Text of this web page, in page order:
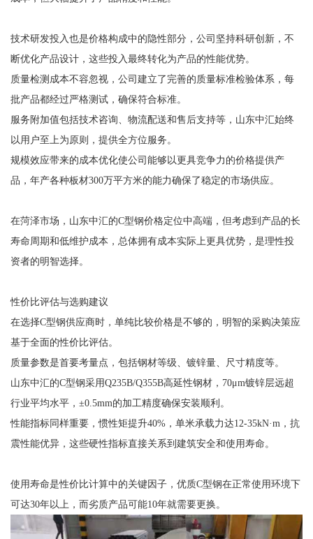
技术研发投入也是价格构成中的隐性部分，公司坚持科研创新，不
断优化产品设计，这些投入最终转化为产品的性能优势。
质量检测成本不容忽视，公司建立了完善的质量标准检验体系，每
批产品都经过严格测试，确保符合标准。
服务附加值包括技术咨询、物流配送和售后支持等，山东中汇始终
以用户至上为原则，提供全方位服务。
规模效应带来的成本优化使公司能够以更具竞争力的价格提供产
品，年产各种板材300万平方米的能力确保了稳定的市场供应。
在菏泽市场，山东中汇的C型钢价格定位中高端，但考虑到产品的长
寿命周期和低维护成本，总体拥有成本实际上更具优势，是理性投
资者的明智选择。
性价比评估与选购建议
在选择C型钢供应商时，单纯比较价格是不够的，明智的采购决策应
基于全面的性价比评估。
质量参数是首要考量点，包括钢材等级、镀锌量、尺寸精度等。
山东中汇的C型钢采用Q235B/Q355B高延性钢材，70μm镀锌层远超
行业平均水平，±0.5mm的加工精度确保安装顺利。
性能指标同样重要，惯性矩提升40%，单米承载力达12-35kN·m，抗
震性能优异，这些硬性指标直接关系到建筑安全和使用寿命。
使用寿命是性价比计算中的关键因子，优质C型钢在正常使用环境下
可达30年以上，而劣质产品可能10年就需要更换。